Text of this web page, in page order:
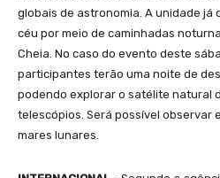
globais de astronomia. A unidade já
céu por meio de caminhadas
Cheia. No caso do evento deste
participantes terão uma noite de
podendo explorar o satélite natural
telescópios. Será possível observar
mares lunares.